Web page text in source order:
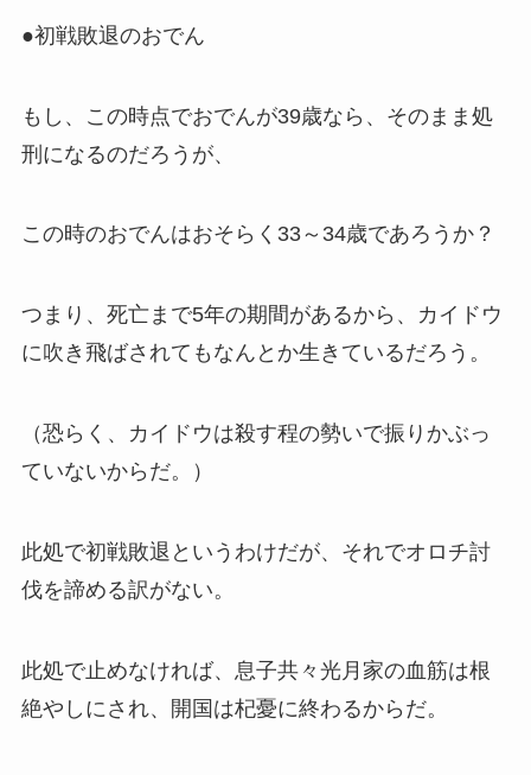
●初戦敗退のおでん
もし、この時点でおでんが39歳なら、そのまま処
刑になるのだろうが、
この時のおでんはおそらく33～34歳であろうか？
つまり、死亡まで5年の期間があるから、カイドウ
に吹き飛ばされてもなんとか生きているだろう。
（恐らく、カイドウは殺す程の勢いで振りかぶっ
ていないからだ。）
此処で初戦敗退というわけだが、それでオロチ討
伐を諦める訳がない。
此処で止めなければ、息子共々光月家の血筋は根
絶やしにされ、開国は杞憂に終わるからだ。